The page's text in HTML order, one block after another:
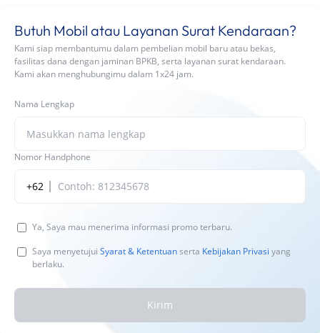
Butuh Mobil atau Layanan Surat Kendaraan?
Kami siap membantumu dalam pembelian mobil baru atau bekas,
fasilitas dana dengan jaminan BPKB, serta layanan surat kendaraan.
Kami akan menghubungimu dalam 1x24 jam.
Nama Lengkap
Nomor Handphone
+62
Ya, Saya mau menerima informasi promo terbaru.
Saya menyetujui Syarat & Ketentuanserta Kebijakan Privasi yang
berlaku.
Kirim